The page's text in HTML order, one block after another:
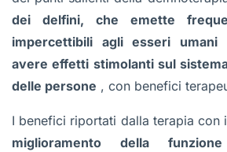
dei delfini, che emette
impercettibili agli esseri umani
avere effetti stimolanti sul
delle persone , con benefici
I benefici riportati dalla terapia con
miglioramento della